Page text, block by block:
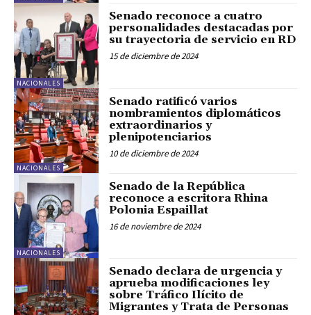
NACIONALES
Senado reconoce a cuatro
personalidades destacadas por
su trayectoria de servicio en RD
15 de diciembre de 2024
NACIONALES
Senado ratificó varios
nombramientos diplomáticos
extraordinarios y
plenipotenciarios
10 de diciembre de 2024
NACIONALES
Senado de la República
reconoce a escritora Rhina
Polonia Espaillat
16 de noviembre de 2024
Senado declara de urgencia y
aprueba modificaciones ley
sobre Tráfico Ilícito de
Migrantes y Trata de Personas